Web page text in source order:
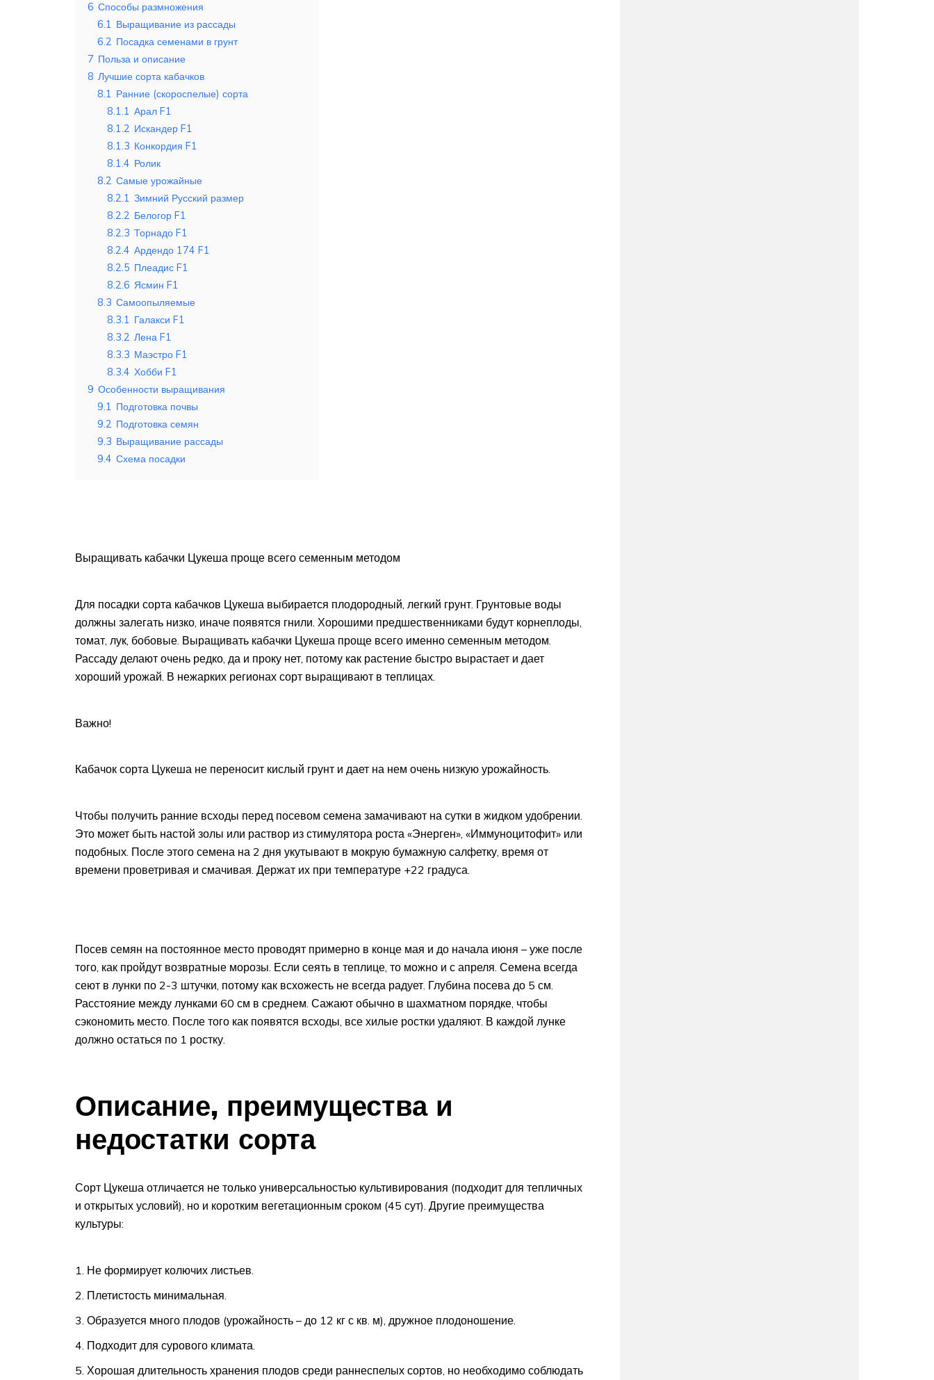
6 Способы размножения
6.1 Выращивание из рассады
6.2 Посадка семенами в грунт
7 Польза и описание
8 Лучшие сорта кабачков
8.1 Ранние (скороспелые) сорта
8.1.1 Арал F1
8.1.2 Искандер F1
8.1.3 Конкордия F1
8.1.4 Ролик
8.2 Самые урожайные
8.2.1 Зимний Русский размер
8.2.2 Белогор F1
8.2.3 Торнадо F1
8.2.4 Ардендо 174 F1
8.2.5 Плеадис F1
8.2.6 Ясмин F1
8.3 Самоопыляемые
8.3.1 Галакси F1
8.3.2 Лена F1
8.3.3 Маэстро F1
8.3.4 Хобби F1
9 Особенности выращивания
9.1 Подготовка почвы
9.2 Подготовка семян
9.3 Выращивание рассады
9.4 Схема посадки
Выращивать кабачки Цукеша проще всего семенным методом
Для посадки сорта кабачков Цукеша выбирается плодородный, легкий грунт. Грунтовые воды
должны залегать низко, иначе появятся гнили. Хорошими предшественниками будут корнеплоды,
томат, лук, бобовые. Выращивать кабачки Цукеша проще всего именно семенным методом.
Рассаду делают очень редко, да и проку нет, потому как растение быстро вырастает и дает
хороший урожай. В нежарких регионах сорт выращивают в теплицах.
Важно!
Кабачок сорта Цукеша не переносит кислый грунт и дает на нем очень низкую урожайность.
Чтобы получить ранние всходы перед посевом семена замачивают на сутки в жидком удобрении.
Это может быть настой золы или раствор из стимулятора роста «Энерген», «Иммуноцитофит» или
подобных. После этого семена на 2 дня укутывают в мокрую бумажную салфетку, время от
времени проветривая и смачивая. Держат их при температуре +22 градуса.
Посев семян на постоянное место проводят примерно в конце мая и до начала июня – уже после
того, как пройдут возвратные морозы. Если сеять в теплице, то можно и с апреля. Семена всегда
сеют в лунки по 2-3 штучки, потому как всхожесть не всегда радует. Глубина посева до 5 см.
Расстояние между лунками 60 см в среднем. Сажают обычно в шахматном порядке, чтобы
сэкономить место. После того как появятся всходы, все хилые ростки удаляют. В каждой лунке
должно остаться по 1 ростку.
Описание, преимущества и
недостатки сорта
Сорт Цукеша отличается не только универсальностью культивирования (подходит для тепличных
и открытых условий), но и коротким вегетационным сроком (45 сут). Другие преимущества
культуры:
Не формирует колючих листьев.
Плетистость минимальная.
Образуется много плодов (урожайность – до 12 кг с кв. м), дружное плодоношение.
Подходит для сурового климата.
Хорошая длительность хранения плодов среди раннеспелых сортов, но необходимо соблюдать